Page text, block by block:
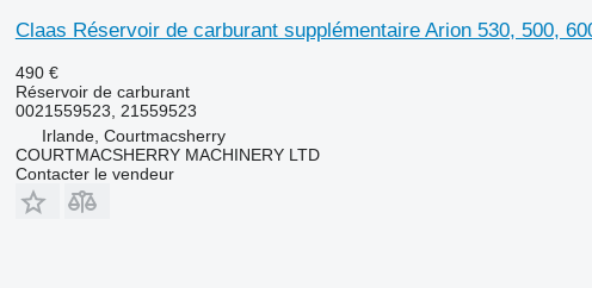
Claas Réservoir de carburant supplémentaire Arion 530, 500,
490 €
Réservoir de carburant
0021559523, 21559523
Irlande, Courtmacsherry
COURTMACSHERRY MACHINERY LTD
Contacter le vendeur